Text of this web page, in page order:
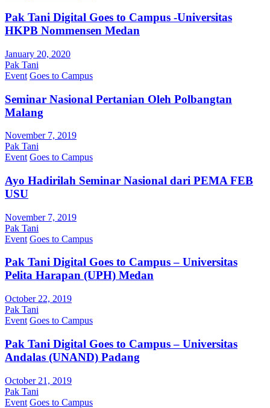
Pak Tani Digital Goes to Campus -Universitas
HKPB Nommensen Medan
January 20, 2020
Pak Tani
Event Goes to Campus
Seminar Nasional Pertanian Oleh Polbangtan
Malang
November 7, 2019
Pak Tani
Event Goes to Campus
Ayo Hadirilah Seminar Nasional dari PEMA FEB
USU
November 7, 2019
Pak Tani
Event Goes to Campus
Pak Tani Digital Goes to Campus – Universitas
Pelita Harapan (UPH) Medan
October 22, 2019
Pak Tani
Event Goes to Campus
Pak Tani Digital Goes to Campus – Universitas
Andalas (UNAND) Padang
October 21, 2019
Pak Tani
Event Goes to Campus